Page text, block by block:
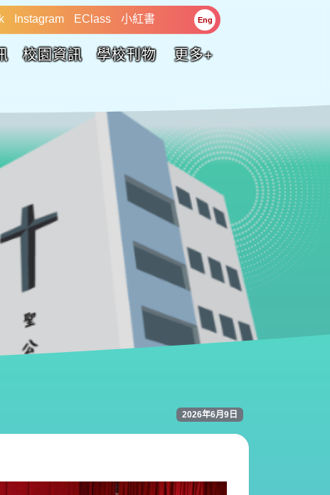
Instagram EClass 小紅書 Eng
校園資訊 學校刊物 更多+
2026年6月9日